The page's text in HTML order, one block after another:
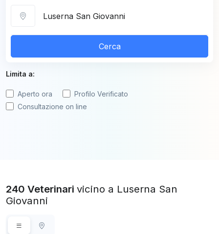
Cerca
Limita a:
Aperto ora
Profilo Verificato
Consultazione on line
240 Veterinari vicino a Luserna San
Giovanni